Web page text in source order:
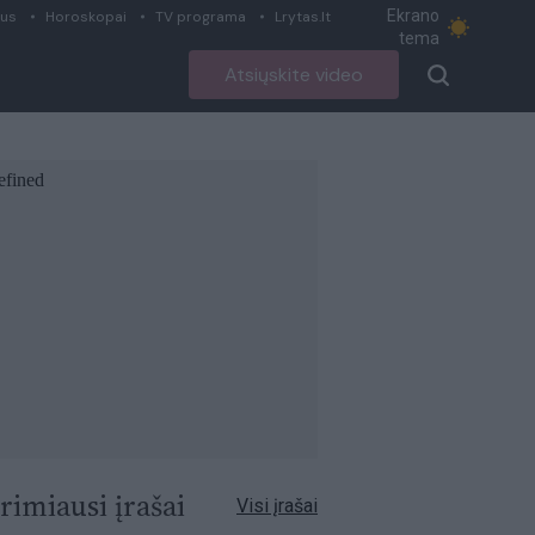
Horoskopai TV programa Lrytas.lt
Ekrano
tema
Atsiųskite video
įrašai Visi įrašai